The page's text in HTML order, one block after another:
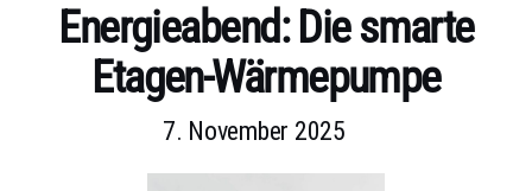
Kategorien
Energieabend: Die smarte
Etagen-Wärmepumpe
7. November 2025